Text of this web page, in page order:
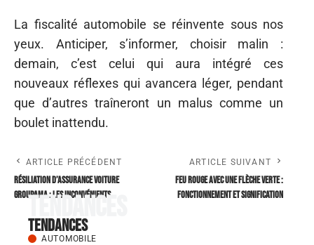
La fiscalité automobile se réinvente sous nos
yeux. Anticiper, s’informer, choisir malin :
demain, c’est celui qui aura intégré ces
nouveaux réflexes qui avancera léger, pendant
que d’autres traîneront un malus comme un
boulet inattendu.
ARTICLE PRÉCÉDENT
Résiliation d’assurance voiture
groupama : les inconvénients
ARTICLE SUIVANT
Feu rouge avec une flèche verte :
fonctionnement et signification
Tendances
Tendances
AUTOMOBILE